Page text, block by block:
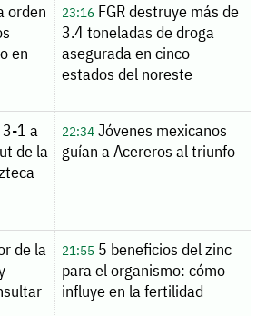
orden
en
23:16FGR destruye más de
3.4 toneladas de droga
asegurada en cinco
estados del noreste
1 a
de la
22:34Jóvenes mexicanos
guían a Acereros al triunfo
de la
21:555 beneficios del zinc
para el organismo: cómo
influye en la fertilidad